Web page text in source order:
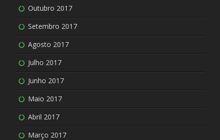
Outubro 2017
Setembro 2017
Agosto 2017
Julho 2017
Junho 2017
Maio 2017
Abril 2017
Março 2017